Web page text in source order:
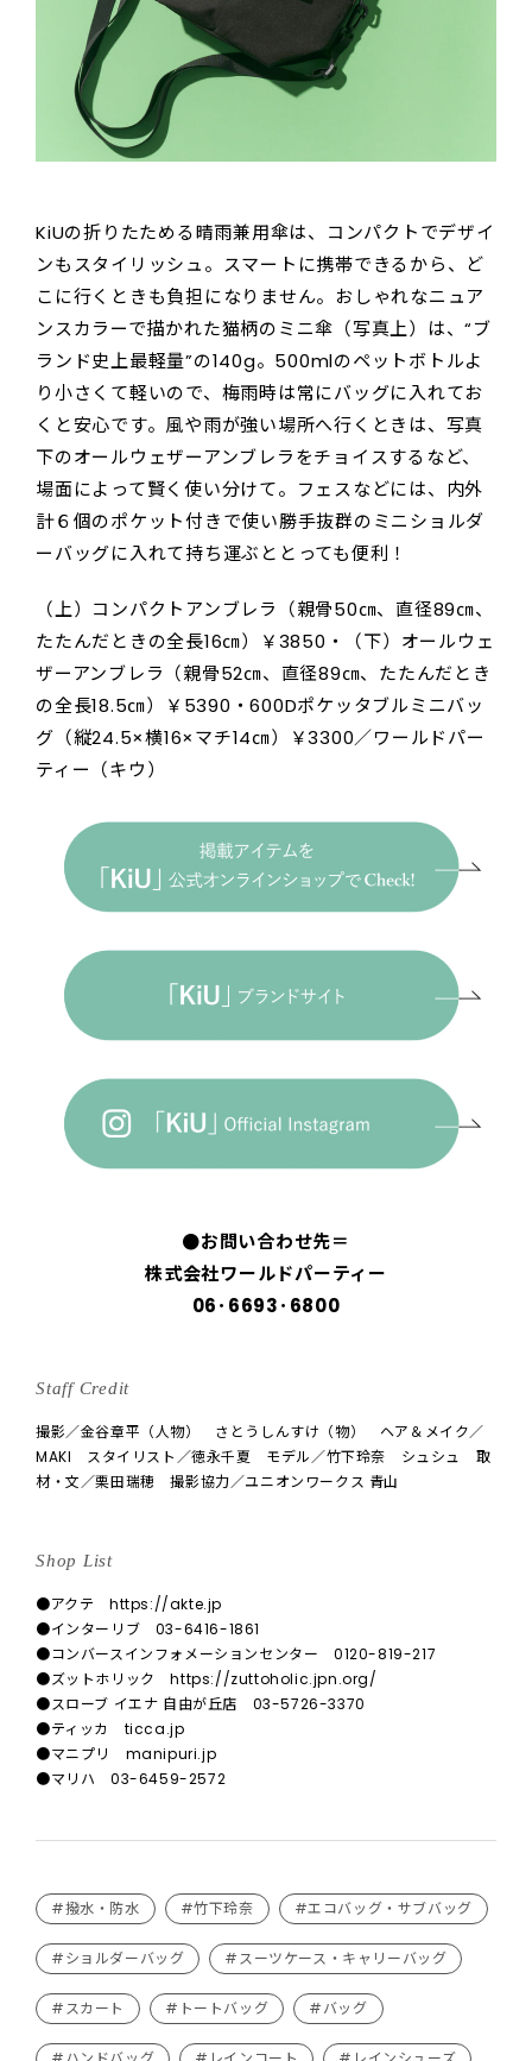
KiUの折りたためる晴雨兼用傘は、コンパクトでデザイ
ンもスタイリッシュ。スマートに携帯できるから、ど
こに行くときも負担になりません。おしゃれなニュア
ンスカラーで描かれた猫柄のミニ傘（写真上）は、“ブ
ランド史上最軽量”の140g。500mlのペットボトルよ
り小さくて軽いので、梅雨時は常にバッグに入れてお
くと安心です。風や雨が強い場所へ行くときは、写真
下のオールウェザーアンブレラをチョイスするなど、
場面によって賢く使い分けて。フェスなどには、内外
計６個のポケット付きで使い勝手抜群のミニショルダ
ーバッグに入れて持ち運ぶととっても便利！
（上）コンパクトアンブレラ（親骨50㎝、直径89㎝、
たたんだときの全長16㎝）￥3850・（下）オールウェ
ザーアンブレラ（親骨52㎝、直径89㎝、たたんだとき
の全長18.5㎝）￥5390・600Dポケッタブルミニバッ
グ（縦24.5×横16×マチ14㎝）￥3300／ワールドパー
ティー（キウ）
●お問い合わせ先＝
株式会社ワールドパーティー
06･6693･6800
Staff Credit
撮影／金谷章平（人物） さとうしんすけ（物） ヘア＆メイク／
MAKI スタイリスト／徳永千夏 モデル／竹下玲奈 シュシュ 取
材・文／栗田瑞穂 撮影協力／ユニオンワークス 青山
Shop List
●アクテ https://akte.jp
●インターリブ 03-6416-1861
●コンバースインフォメーションセンター 0120-819-217
●ズットホリック https://zuttoholic.jpn.org/
●スローブ イエナ 自由が丘店 03-5726-3370
●ティッカ ticca.jp
●マニプリ manipuri.jp
●マリハ 03-6459-2572
#撥水・防水 #竹下玲奈 #エコバッグ・サブバッグ
#ショルダーバッグ #スーツケース・キャリーバッグ
#スカート #トートバッグ #バッグ